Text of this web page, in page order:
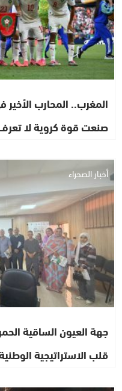
المغرب.. المحارب
صنعت قوة كروية لا
أخبار الصحراء
جهة العيون الساقية
قلب الاستراتيجية